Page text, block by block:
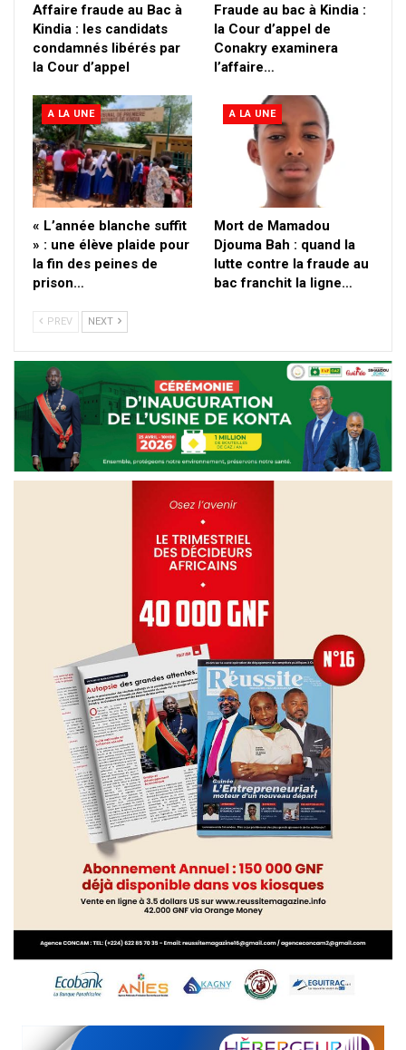
Affaire fraude au Bac à
Kindia : les candidats
condamnés libérés par
la Cour d’appel
Fraude au bac à Kindia :
la Cour d’appel de
Conakry examinera
l’affaire…
A LA UNE
« L’année blanche suffit
» : une élève plaide pour
la fin des peines de
prison…
A LA UNE
Mort de Mamadou
Djouma Bah : quand la
lutte contre la fraude au
bac franchit la ligne…
PREV NEXT